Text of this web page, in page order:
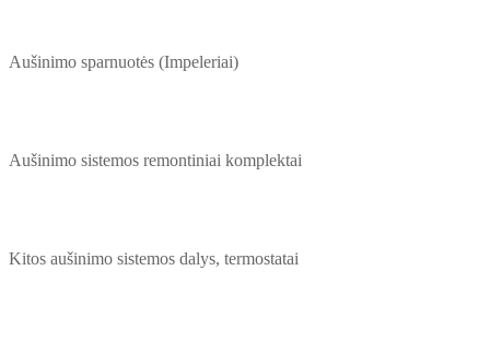
Aušinimo sparnuotės (Impeleriai)
Aušinimo sistemos remontiniai komplektai
Kitos aušinimo sistemos dalys, termostatai